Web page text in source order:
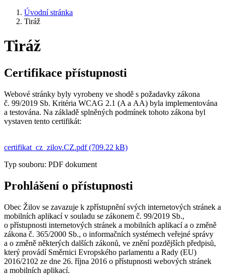
Úvodní stránka
Tiráž
Tiráž
Certifikace přístupnosti
Webové stránky byly vyrobeny ve shodě s požadavky zákona
č. 99/2019 Sb. Kritéria WCAG 2.1 (A a AA) byla implementována
a testována. Na základě splněných podmínek tohoto zákona byl
vystaven tento certifikát:
certifikat_cz_zilov.CZ.pdf (709.22 kB)
Typ souboru: PDF dokument
Prohlášení o přístupnosti
Obec Žilov se zavazuje k zpřístupnění svých internetových stránek a
mobilních aplikací v souladu se zákonem č. 99/2019 Sb.,
o přístupnosti internetových stránek a mobilních aplikací a o změně
zákona č. 365/2000 Sb., o informačních systémech veřejné správy
a o změně některých dalších zákonů, ve znění pozdějších předpisů,
který provádí Směrnici Evropského parlamentu a Rady (EU)
2016/2102 ze dne 26. října 2016 o přístupnosti webových stránek
a mobilních aplikací.